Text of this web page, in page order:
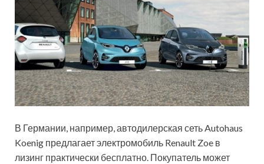
В Германии, например, автодилерская сеть Autohaus
Koenig предлагает электромобиль Renault Zoe в
лизинг практически бесплатно. Покупатель может